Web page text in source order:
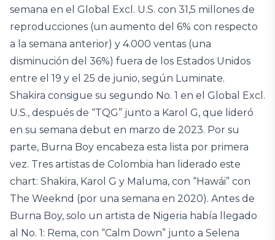
semana en el Global Excl. U.S. con 31,5 millones de
reproducciones (un aumento del 6% con respecto
a la semana anterior) y 4.000 ventas (una
disminución del 36%) fuera de los Estados Unidos
entre el 19 y el 25 de junio, según Luminate.
Shakira consigue su segundo No. 1 en el Global Excl.
U.S., después de “TQG” junto a Karol G, que lideró
en su semana debut en marzo de 2023. Por su
parte, Burna Boy encabeza esta lista por primera
vez. Tres artistas de Colombia han liderado este
chart: Shakira, Karol G y Maluma, con “Hawái” con
The Weeknd (por una semana en 2020). Antes de
Burna Boy, solo un artista de Nigeria había llegado
al No. 1: Rema, con “Calm Down” junto a Selena